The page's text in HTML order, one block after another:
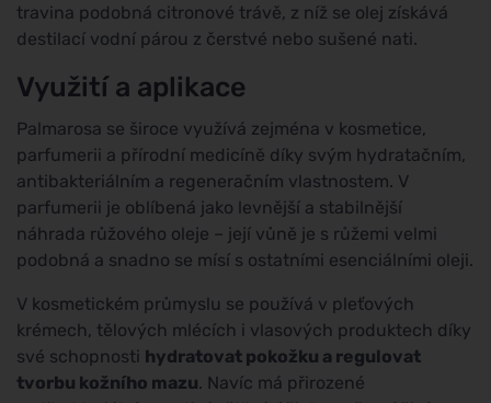
travina podobná citronové trávě, z níž se olej získává
destilací vodní párou z čerstvé nebo sušené nati.
Využití a aplikace
Palmarosa se široce využívá zejména v kosmetice,
parfumerii a přírodní medicíně díky svým hydratačním,
antibakteriálním a regeneračním vlastnostem. V
parfumerii je oblíbená jako levnější a stabilnější
náhrada růžového oleje – její vůně je s růžemi velmi
podobná a snadno se mísí s ostatními esenciálními oleji.
V kosmetickém průmyslu se používá v pleťových
krémech, tělových mlécích i vlasových produktech díky
své schopnosti hydratovat pokožku a regulovat
tvorbu kožního mazu. Navíc má přirozené